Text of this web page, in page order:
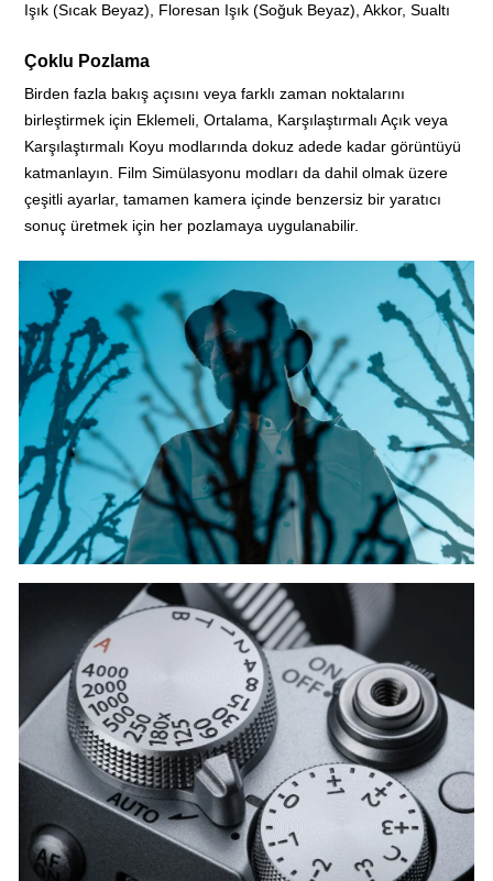
Işık (Sıcak Beyaz), Floresan Işık (Soğuk Beyaz), Akkor, Sualtı
Çoklu Pozlama
Birden fazla bakış açısını veya farklı zaman noktalarını
birleştirmek için Eklemeli, Ortalama, Karşılaştırmalı Açık veya
Karşılaştırmalı Koyu modlarında dokuz adede kadar görüntüyü
katmanlayın. Film Simülasyonu modları da dahil olmak üzere
çeşitli ayarlar, tamamen kamera içinde benzersiz bir yaratıcı
sonuç üretmek için her pozlamaya uygulanabilir.